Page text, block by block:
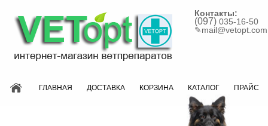
Контакты:
(097) 035-16-50
✎mail@vetopt.com
ГЛАВНАЯ ДОСТАВКА КОРЗИНА КАТАЛОГ ПРАЙС